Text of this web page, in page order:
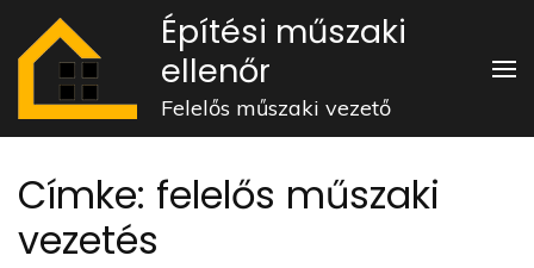
content
(Press
Építési műszaki
ellenőr
Felelős műszaki vezető
Címke: felelős műszaki
vezetés